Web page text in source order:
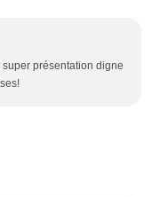
présentation digne